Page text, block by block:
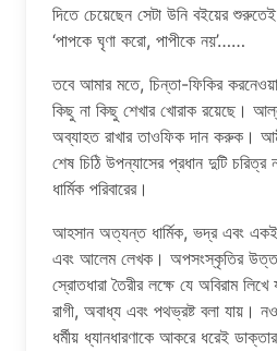
দিতে চেয়েছেন সেটা উনি বইয়ের
‘পাপকে ঘৃণা করো, পাপীকে নয়’……
তবে আমার মতে, চিন্তা-ফিকির
কিছু না কিছু শেখার খোরাক রয়েছে।
অব্যাহত রাখার তাওফিক দান করুক।
শেষ চিঠি উপন্যাসের প্রধান দুটি
ধার্মিক পরিবারের।
আহসান অত্যন্ত ধার্মিক, ভদ্র এবং একই
এবং আলেম লেখক। অপসংস্কৃতির
স্রোতধারা তৈরীর লক্ষে যে অবিরাম
রাগী, অবাধ্য এবং পথভ্রষ্ট বলা যায়।
ধর্মীয় ধ্যানধারণাকে আকরে ধরেই